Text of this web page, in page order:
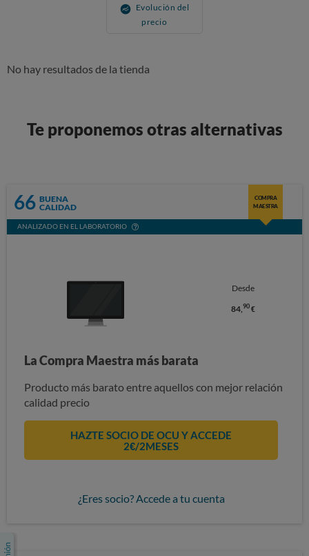
Evolución del
precio
No hay resultados de la tienda
Te proponemos otras alternativas
66 BUENA
CALIDAD
COMPRA
MAESTRA
ANALIZADO EN EL LABORATORIO
Desde
84, 90€
La Compra Maestra más barata
Producto más barato entre aquellos con mejor relación
calidad precio
HAZTE SOCIO DE OCU Y ACCEDE
2€/2MESES
¿Eres socio? Accede a tu cuenta